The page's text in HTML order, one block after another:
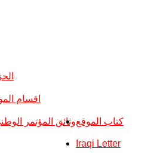
وثائق المؤتمر
اقسام
كتاب الموقع
Iraqi Letter